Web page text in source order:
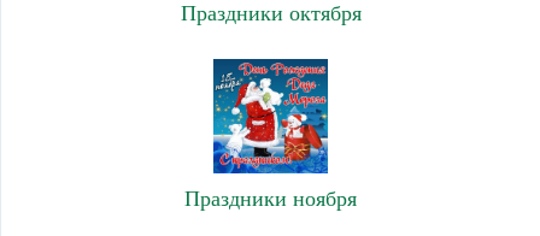
Праздники октября
Праздники ноября